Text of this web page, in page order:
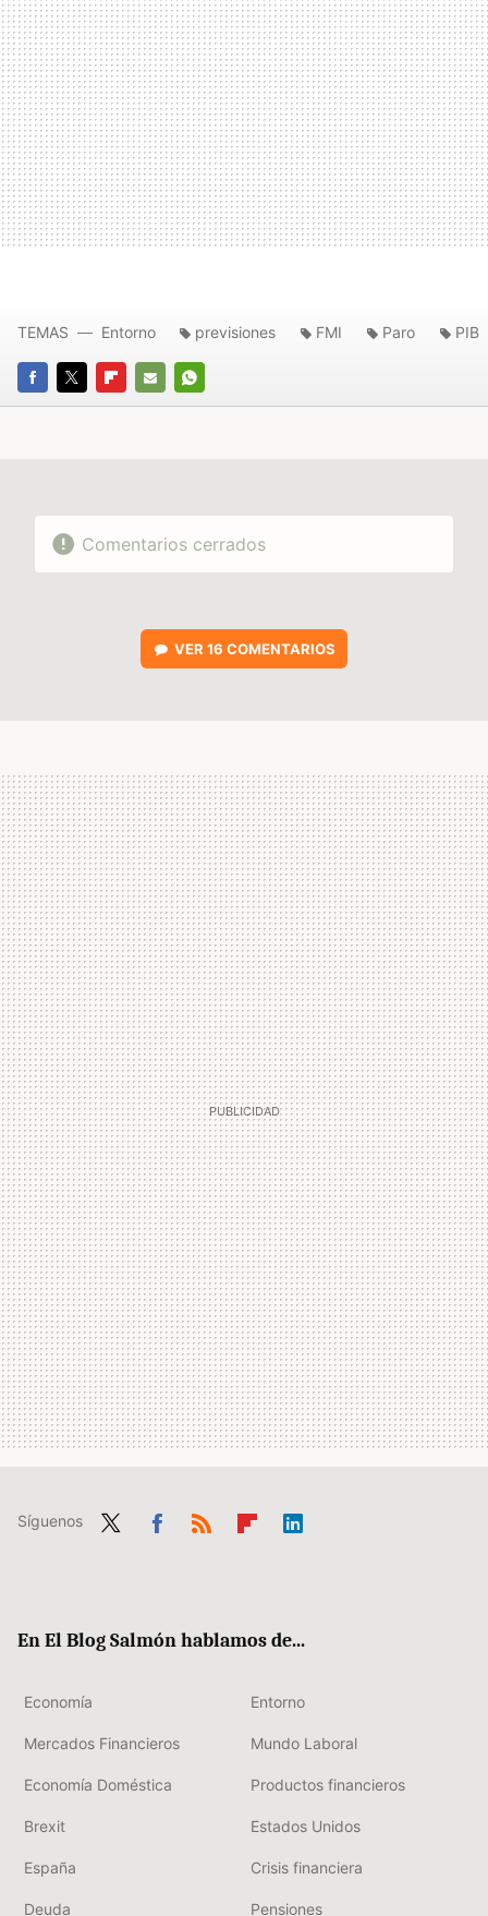
FACEBOOK
TWITTERFLIPBOARD
E-
WHATSAPP
TEMAS Entorno previsiones FMI Paro PIB
Comentarios cerrados
VER 16 COMENTARIOS
Síguenos
En El Blog Salmón hablamos de...
Economía Entorno
Mercados Financieros Mundo Laboral
Economía Doméstica Productos financieros
Brexit Estados Unidos
España Crisis financiera
Deuda Pensiones